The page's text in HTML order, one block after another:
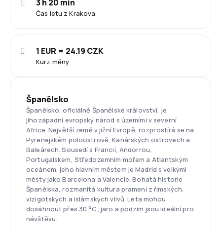
Čas letu z Krakova
3 h 20 min
Kurz měny
1 EUR = 24.19 CZK
Španělsko
Španělsko, oficiálně Španělské království, je
jihozápadní evropský národ s územími v severní
Africe. Největší země v jižní Evropě, rozprostírá se na
Pyrenejském poloostrově, Kanárských ostrovech a
Baleárech. Sousedí s Francií, Andorrou,
Portugalskem, Středozemním mořem a Atlantským
oceánem, jeho hlavním městem je Madrid s velkými
městy jako Barcelona a Valencie. Bohatá historie
Španělska, rozmanitá kultura pramení z římských,
vizigótských a islámských vlivů. Léta mohou
dosáhnout přes 30 °C; jaro a podzim jsou ideální pro
návštěvu.